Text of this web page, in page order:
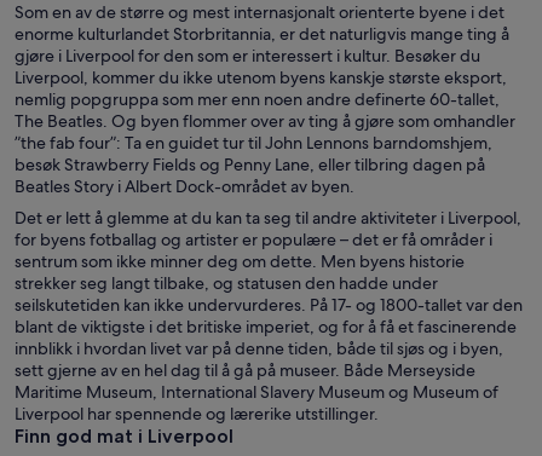
Som en av de større og mest internasjonalt orienterte byene i det
enorme kulturlandet Storbritannia, er det naturligvis mange ting å
gjøre i Liverpool for den som er interessert i kultur. Besøker du
Liverpool, kommer du ikke utenom byens kanskje største eksport,
nemlig popgruppa som mer enn noen andre definerte 60-tallet,
The Beatles. Og byen flommer over av ting å gjøre som omhandler
”the fab four”: Ta en guidet tur til John Lennons barndomshjem,
besøk Strawberry Fields og Penny Lane, eller tilbring dagen på
Beatles Story i Albert Dock-området av byen.
Det er lett å glemme at du kan ta seg til andre aktiviteter i Liverpool,
for byens fotballag og artister er populære – det er få områder i
sentrum som ikke minner deg om dette. Men byens historie
strekker seg langt tilbake, og statusen den hadde under
seilskutetiden kan ikke undervurderes. På 17- og 1800-tallet var den
blant de viktigste i det britiske imperiet, og for å få et fascinerende
innblikk i hvordan livet var på denne tiden, både til sjøs og i byen,
sett gjerne av en hel dag til å gå på museer. Både Merseyside
Maritime Museum, International Slavery Museum og Museum of
Liverpool har spennende og lærerike utstillinger.
Finn god mat i Liverpool